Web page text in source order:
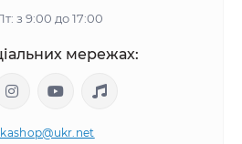
з 9:00 до 17:00
мережах: